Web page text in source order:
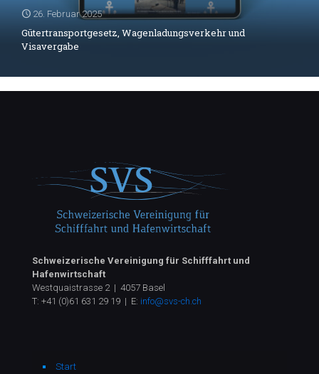
26. Februar 2025
Gütertransportgesetz, Wagenladungsverkehr und
Visavergabe
Schweizerische Vereinigung für Schifffahrt und
Hafenwirtschaft
Westquaistrasse 2 | 4057 Basel
T: +41 (0)61 631 29 19 | E: info@svs-ch.ch
Start